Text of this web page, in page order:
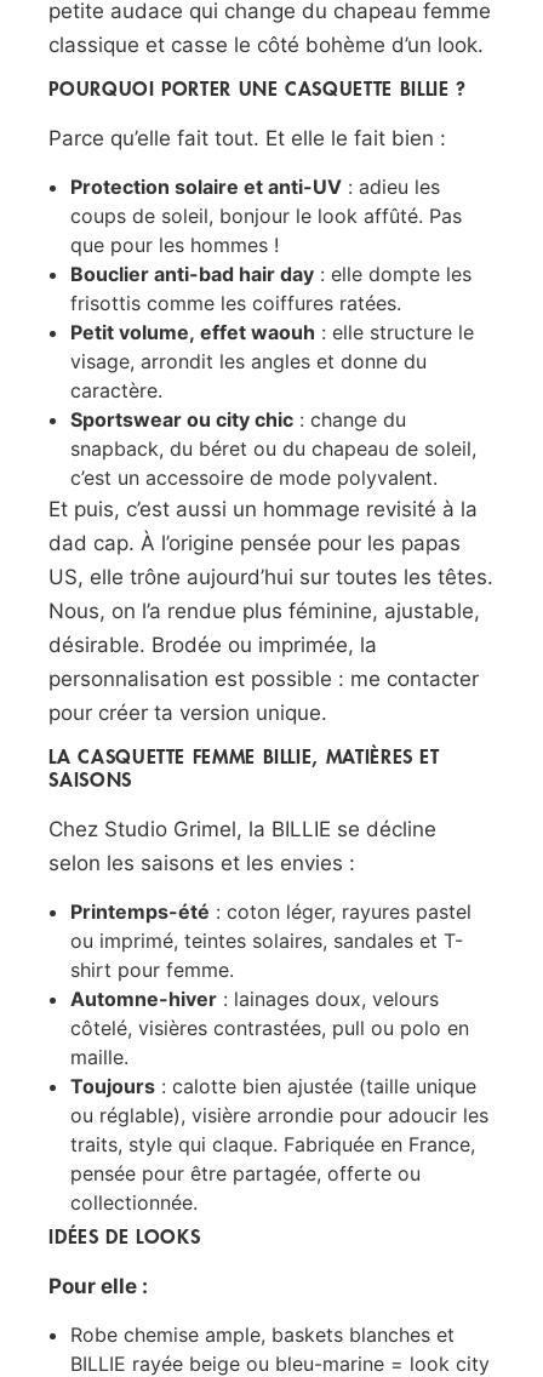
petite audace qui change du chapeau femme
classique et casse le côté bohème d’un look.
POURQUOI PORTER UNE CASQUETTE BILLIE ?
Parce qu’elle fait tout. Et elle le fait bien :
Protection solaire et anti-UV : adieu les
coups de soleil, bonjour le look affûté. Pas
que pour les hommes !
Bouclier anti-bad hair day : elle dompte les
frisottis comme les coiffures ratées.
Petit volume, effet waouh : elle structure le
visage, arrondit les angles et donne du
caractère.
Sportswear ou city chic : change du
snapback, du béret ou du chapeau de soleil,
c’est un accessoire de mode polyvalent.
Et puis, c’est aussi un hommage revisité à la
dad cap. À l’origine pensée pour les papas
US, elle trône aujourd’hui sur toutes les têtes.
Nous, on l’a rendue plus féminine, ajustable,
désirable. Brodée ou imprimée, la
personnalisation est possible : me contacter
pour créer ta version unique.
LA CASQUETTE FEMME BILLIE, MATIÈRES ET
SAISONS
Chez Studio Grimel, la BILLIE se décline
selon les saisons et les envies :
Printemps-été : coton léger, rayures pastel
ou imprimé, teintes solaires, sandales et T-
shirt pour femme.
Automne-hiver : lainages doux, velours
côtelé, visières contrastées, pull ou polo en
maille.
Toujours : calotte bien ajustée (taille unique
ou réglable), visière arrondie pour adoucir les
traits, style qui claque. Fabriquée en France,
pensée pour être partagée, offerte ou
collectionnée.
IDÉES DE LOOKS
Pour elle :
Robe chemise ample, baskets blanches et
BILLIE rayée beige ou bleu-marine = look city